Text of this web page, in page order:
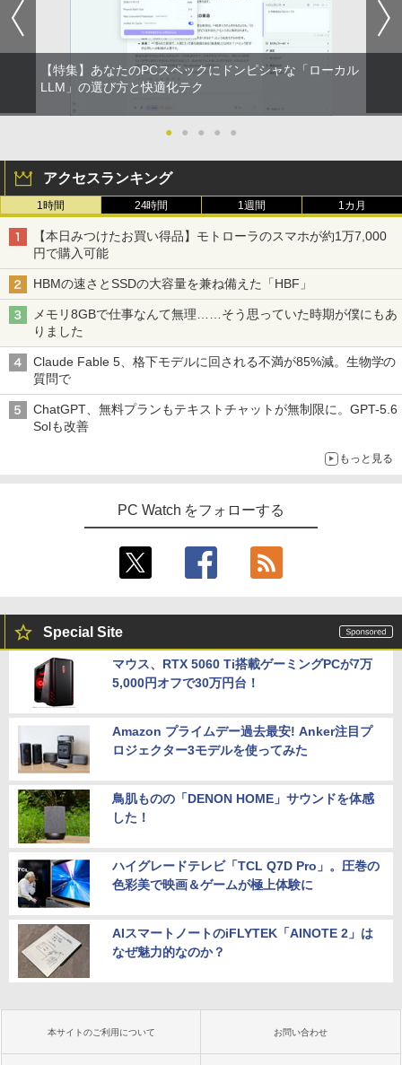
【特集】あなたのPCスペックにドンピシャな「ローカル
LLM」の選び方と快適化テク
● ● ● ● ●
アクセスランキング
1時間 24時間 1週間 1カ月
【本日みつけたお買い得品】モトローラのスマホが約1万7,000
円で購入可能
HBMの速さとSSDの大容量を兼ね備えた「HBF」
メモリ8GBで仕事なんて無理……そう思っていた時期が僕にもあ
りました
Claude Fable 5、格下モデルに回される不満が85%減。生物学の
質問で
ChatGPT、無料プランもテキストチャットが無制限に。GPT-5.6
Solも改善
もっと見る
PC Watch をフォローする
Special Site
マウス、RTX 5060 Ti搭載ゲーミングPCが7万
5,000円オフで30万円台！
Amazon プライムデー過去最安! Anker注目プ
ロジェクター3モデルを使ってみた
鳥肌ものの「DENON HOME」サウンドを体感
した！
ハイグレードテレビ「TCL Q7D Pro」。圧巻の
色彩美で映画＆ゲームが極上体験に
AIスマートノートのiFLYTEK「AINOTE 2」は
なぜ魅力的なのか？
本サイトのご利用について お問い合わせ